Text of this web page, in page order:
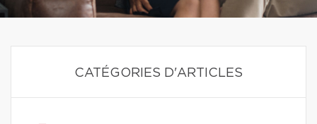
CATÉGORIES D'ARTICLES